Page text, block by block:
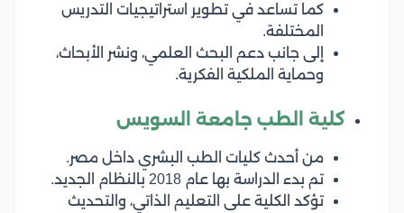
كما تساعد في تطوير استراتيجيات التدريس
المختلفة.
إلى جانب دعم البحث العلمي، ونشر الأبحاث،
وحماية الملكية الفكرية.
كلية الطب جامعة السويس
من أحدث كليات الطب البشري داخل مصر.
تم بدء الدراسة بها عام 2018 بالنظام الجديد.
تؤكد الكلية على التعليم الذاتي، والتحديث